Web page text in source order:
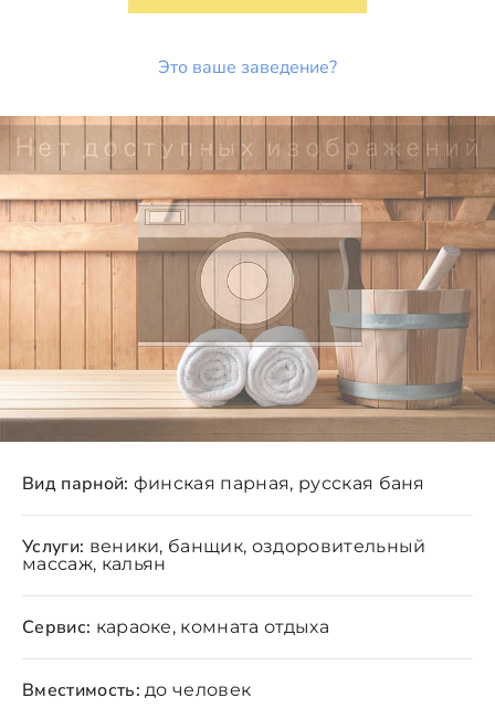
Это ваше заведение?
Вид парной: финская парная, русская баня
Услуги: веники, банщик, оздоровительный
массаж, кальян
Сервис: караоке, комната отдыха
Вместимость: до человек